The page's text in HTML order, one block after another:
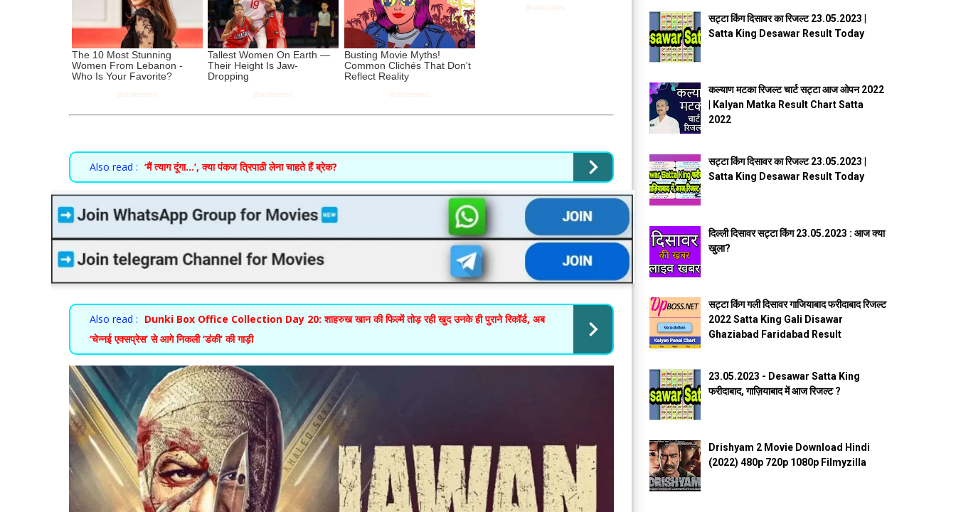
Also read : ‘मैं त्याग दूंगा…’, क्या पंकज त्रिपाठी लेना चाहते हैं ब्रेक?
Also read : Dunki Box Office Collection Day 20: शाहरुख खान की फिल्में तोड़ रही खुद उनके ही पुराने रिकॉर्ड, अब
‘चेन्नई एक्सप्रेस’ से आगे निकली ‘डंकी’ की गाड़ी
सट्टा किंग दिसावर का रिजल्ट 23.05.2023 |
Satta King Desawar Result Today
कल्याण मटका रिजल्ट चार्ट सट्टा आज ओपन 2022
| Kalyan Matka Result Chart Satta
2022
सट्टा किंग दिसावर का रिजल्ट 23.05.2023 |
Satta King Desawar Result Today
दिल्ली दिसावर सट्टा किंग 23.05.2023 : आज क्या
खुला?
सट्टा किंग गली दिसावर गाजियाबाद फरीदाबाद रिजल्ट
2022 Satta King Gali Disawar
Ghaziabad Faridabad Result
23.05.2023 - Desawar Satta King
फरीदाबाद, गाज़ियाबाद में आज रिजल्ट ?
Drishyam 2 Movie Download Hindi
(2022) 480p 720p 1080p Filmyzilla